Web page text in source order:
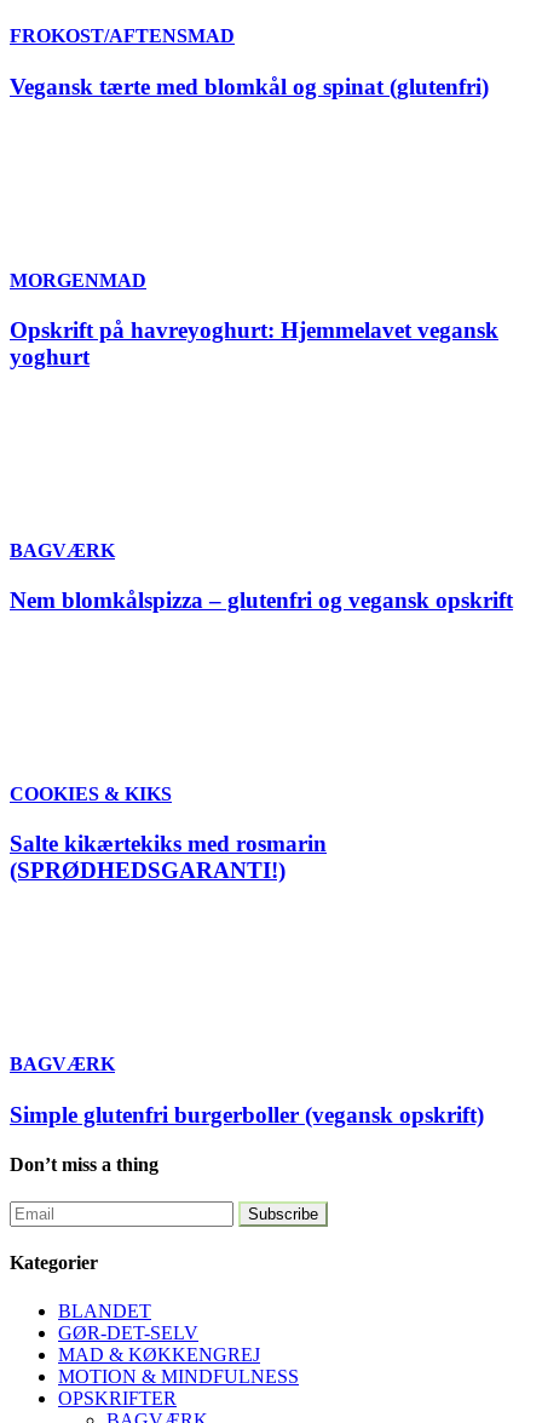
FROKOST/AFTENSMAD
Vegansk tærte med blomkål og spinat (glutenfri)
MORGENMAD
Opskrift på havreyoghurt: Hjemmelavet vegansk
yoghurt
BAGVÆRK
Nem blomkålspizza – glutenfri og vegansk opskrift
COOKIES & KIKS
Salte kikærtekiks med rosmarin
(SPRØDHEDSGARANTI!)
BAGVÆRK
Simple glutenfri burgerboller (vegansk opskrift)
Don’t miss a thing
Kategorier
BLANDET
GØR-DET-SELV
MAD & KØKKENGREJ
MOTION & MINDFULNESS
OPSKRIFTER